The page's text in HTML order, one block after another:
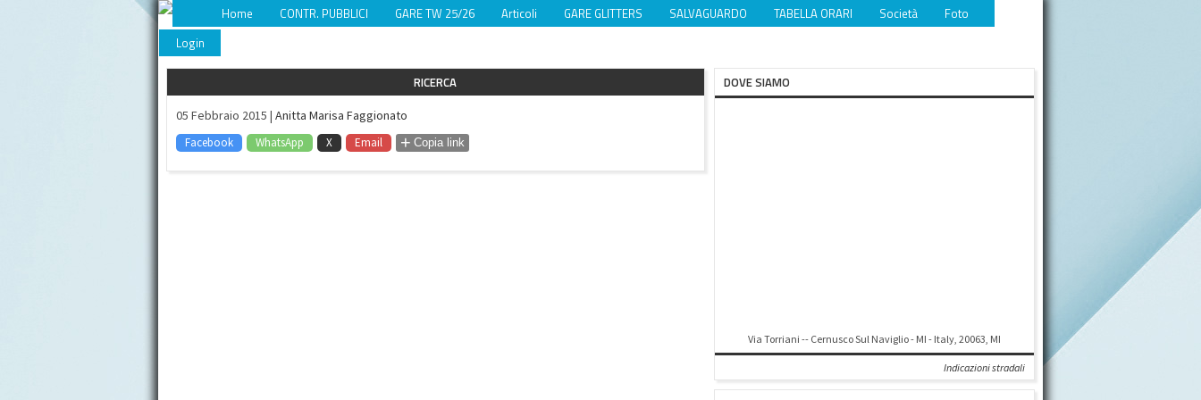
Home CONTR. PUBBLICI GARE TW 25/26 Articoli GARE GLITTERS SALVAGUARDO TABELLA ORARI Società Foto
Login
RICERCA
05 Febbraio 2015 | Anitta Marisa Faggionato
Facebook WhatsApp X Email + Copia link
DOVE SIAMO
Via Torriani -- Cernusco Sul Naviglio - MI - Italy, 20063, MI
Indicazioni stradali